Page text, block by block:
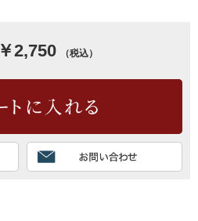
￥2,750 （税込）